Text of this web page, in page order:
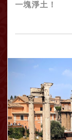
一塊淨土！